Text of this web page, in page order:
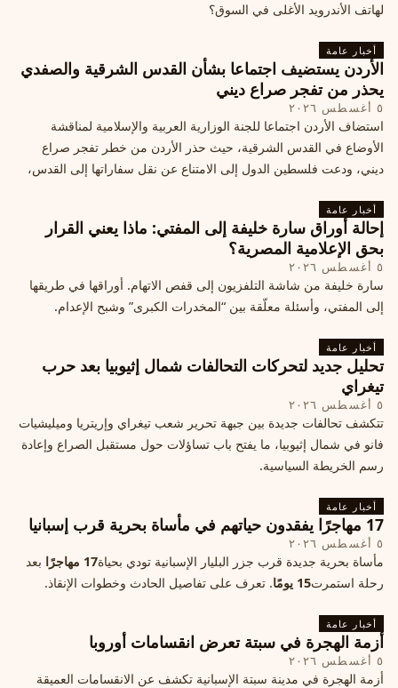
لهاتف الأندرويد الأغلى في السوق؟
أخبار عامة
الأردن يستضيف اجتماعا بشأن القدس الشرقية والصفدي
يحذر من تفجر صراع ديني
٥ أغسطس ٢٠٢٦
استضاف الأردن اجتماعا للجنة الوزارية العربية والإسلامية لمناقشة
الأوضاع في القدس الشرقية، حيث حذر الأردن من خطر تفجر صراع
ديني، ودعت فلسطين الدول إلى الامتناع عن نقل سفاراتها إلى القدس،
أخبار عامة
إحالة أوراق سارة خليفة إلى المفتي: ماذا يعني القرار
بحق الإعلامية المصرية؟
٥ أغسطس ٢٠٢٦
سارة خليفة من شاشة التلفزيون إلى قفص الاتهام. أوراقها في طريقها
إلى المفتي، وأسئلة معلّقة بين “المخدرات الكبرى” وشبح الإعدام.
أخبار عامة
تحليل جديد لتحركات التحالفات شمال إثيوبيا بعد حرب
تيغراي
٥ أغسطس ٢٠٢٦
تتكشف تحالفات جديدة بين جبهة تحرير شعب تيغراي وإريتريا وميليشيات
فانو في شمال إثيوبيا، ما يفتح باب تساؤلات حول مستقبل الصراع وإعادة
رسم الخريطة السياسية.
أخبار عامة
17 مهاجرًا يفقدون حياتهم في مأساة بحرية قرب إسبانيا
٥ أغسطس ٢٠٢٦
مأساة بحرية جديدة قرب جزر البليار الإسبانية تودي بحياة17 مهاجرًا
بعد
رحلة استمرت15 يومًا . تعرف على تفاصيل الحادث وخطوات الإنقاذ.
أخبار عامة
أزمة الهجرة في سبتة تعرض انقسامات أوروبا
٥ أغسطس ٢٠٢٦
أزمة الهجرة في مدينة سبتة الإسبانية تكشف عن الانقسامات العميقة